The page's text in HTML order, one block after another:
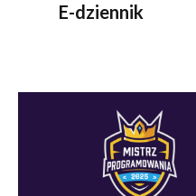
E-dziennik